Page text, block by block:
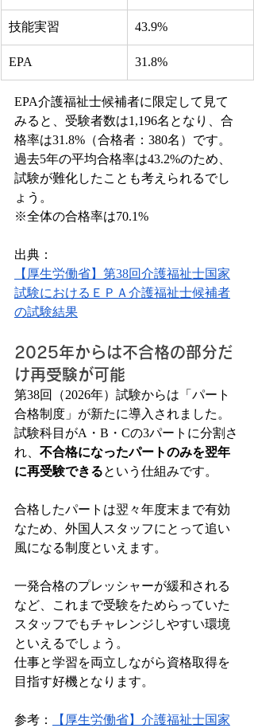
技能実習 43.9%
EPA 31.8%
EPA介護福祉士候補者に限定して見て
みると、受験者数は1,196名となり、合
格率は31.8%（合格者：380名）です。
過去5年の平均合格率は43.2%のため、
試験が難化したことも考えられるでし
ょう。
※全体の合格率は70.1%
出典：
【厚生労働省】第38回介護福祉士国家
試験におけるＥＰＡ介護福祉士候補者
の試験結果
2025年からは不合格の部分だ
け再受験が可能
第38回（2026年）試験からは「パート
合格制度」が新たに導入されました。
試験科目がA・B・Cの3パートに分割さ
れ、 不合格になったパートのみを翌年
に再受験できるという仕組みです。
合格したパートは翌々年度末まで有効
なため、外国人スタッフにとって追い
風になる制度といえます。
一発合格のプレッシャーが緩和される
など、これまで受験をためらっていた
スタッフでもチャレンジしやすい環境
といえるでしょう。
仕事と学習を両立しながら資格取得を
目指す好機となります。
参考：
【厚生労働省】介護福祉士国家